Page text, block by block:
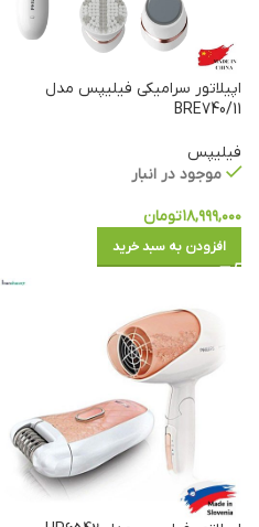
اپیلاتور سرامیکی فیلیپس مدل
BRE740/11
فیلیپس
موجود در انبار
۱۸,۹۹۹,۰۰۰تومان
افزودن به سبد خرید